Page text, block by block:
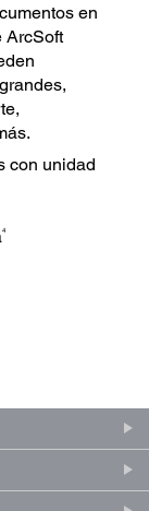
en
ArcSoft
con unidad
4